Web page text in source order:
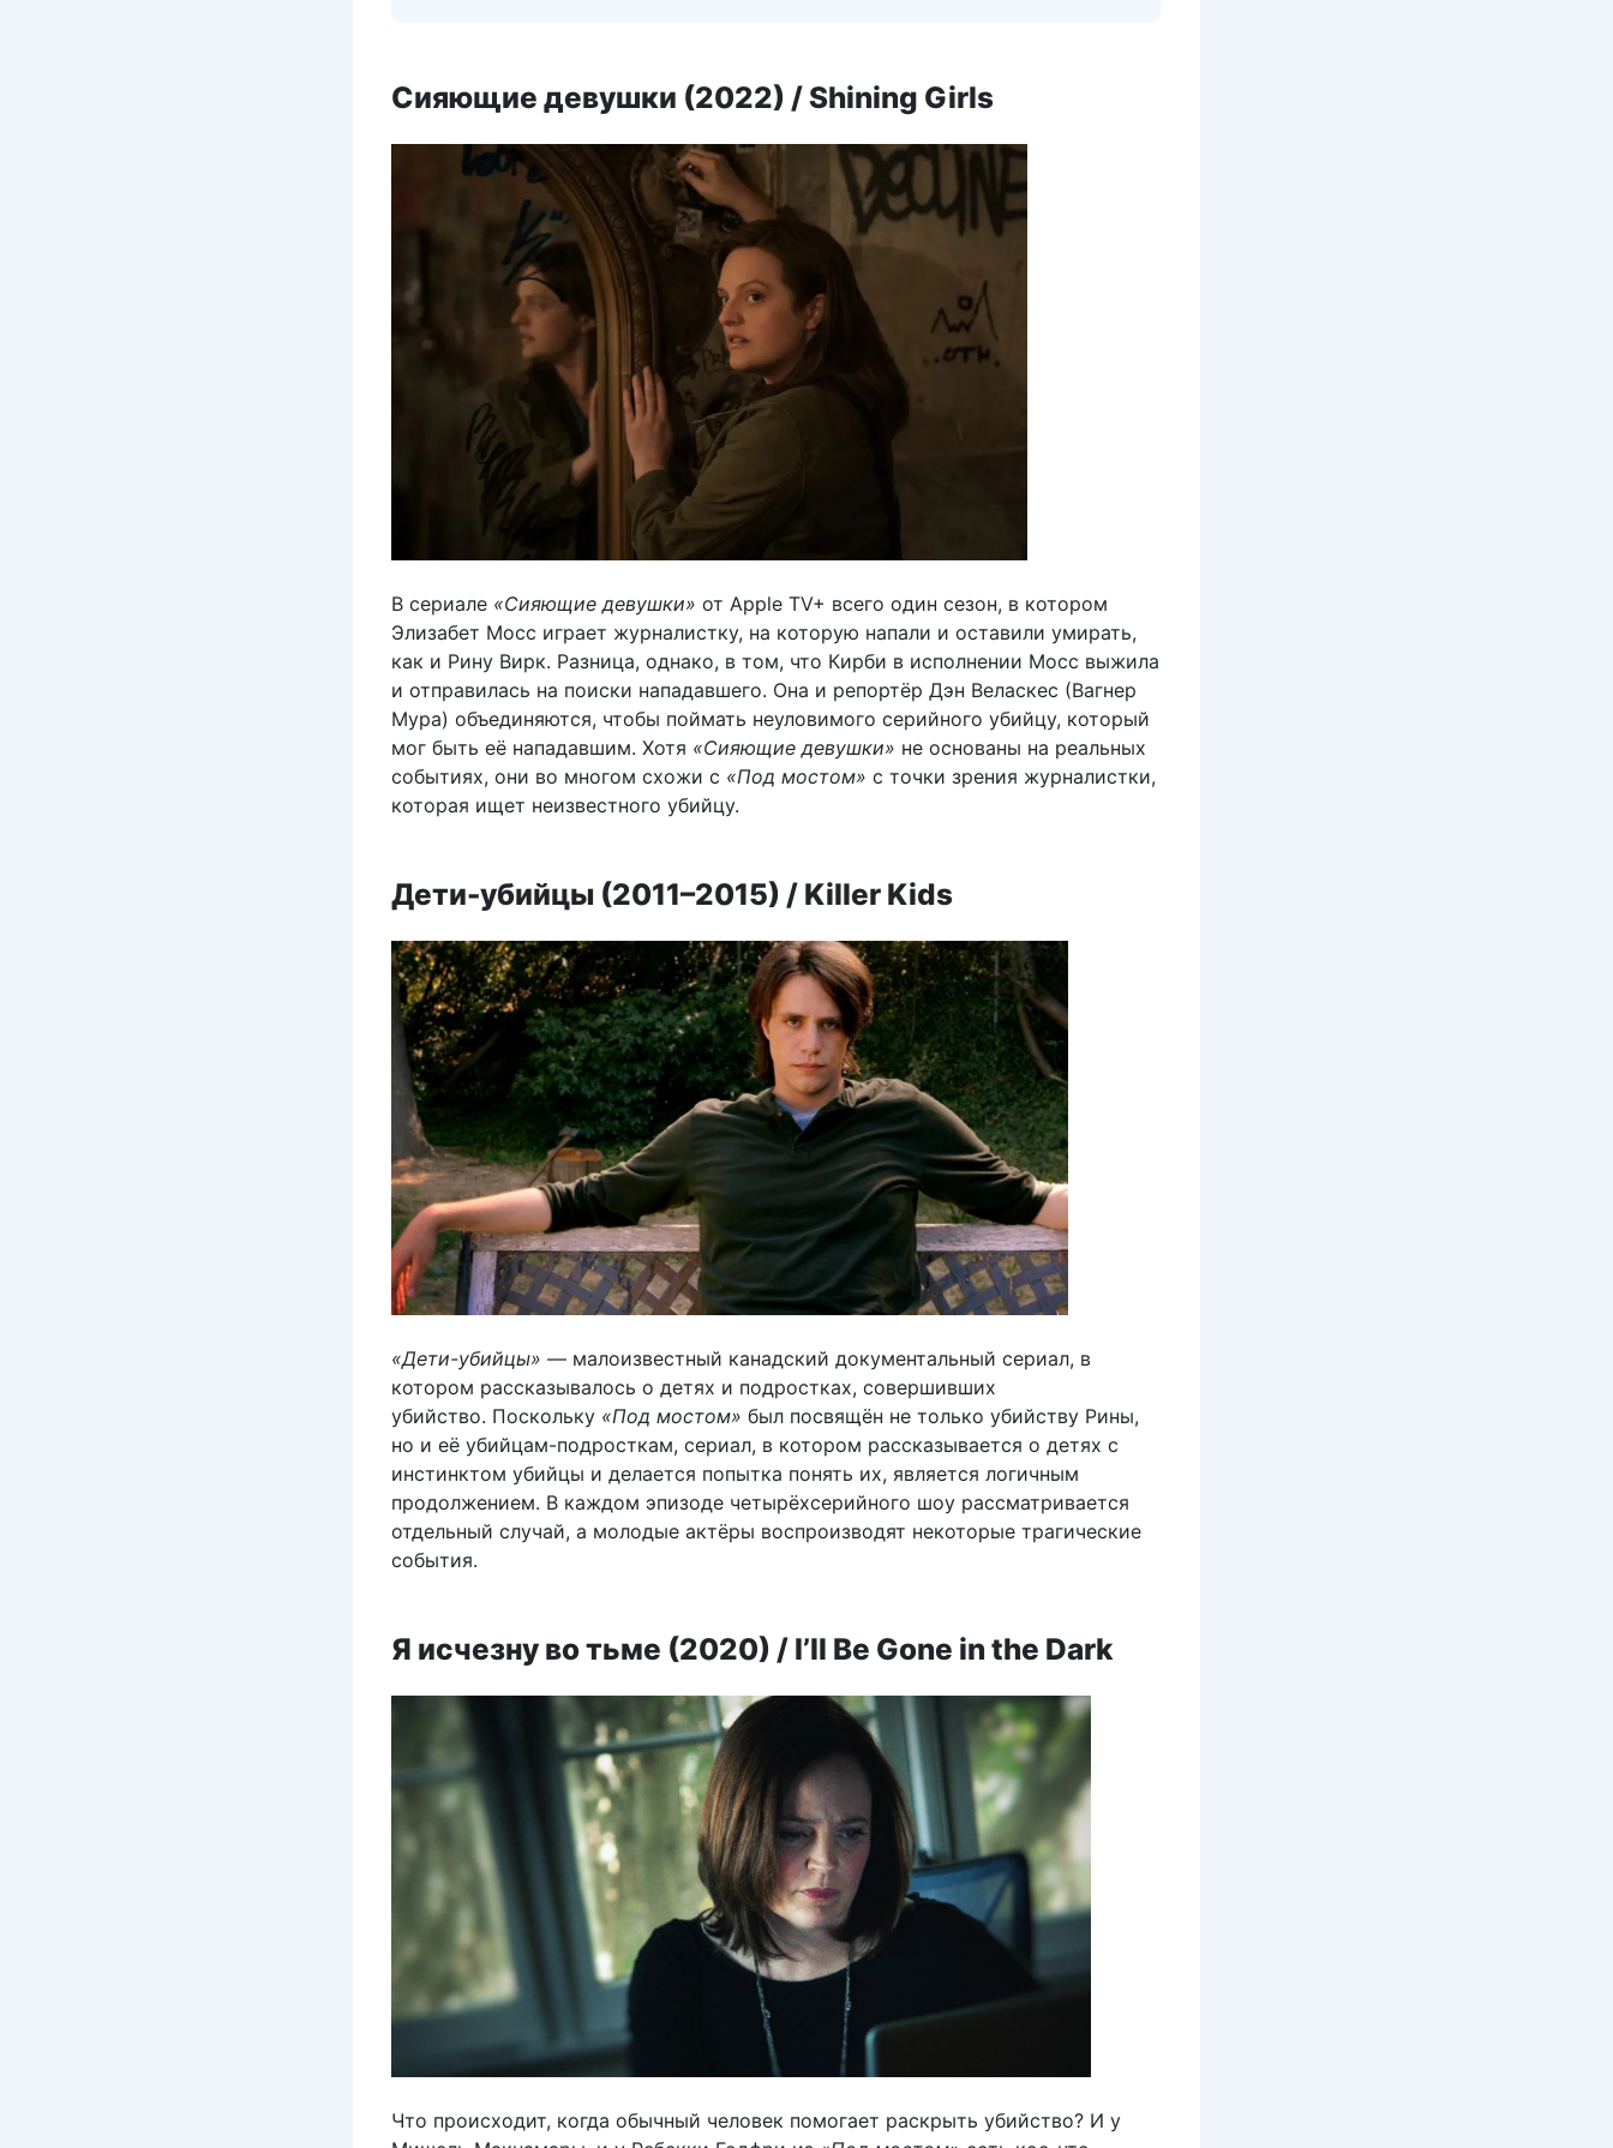
Сияющие девушки (2022) / Shining Girls
В сериале «Сияющие девушки» от Apple TV+ всего один сезон, в котором
Элизабет Мосс играет журналистку, на которую напали и оставили умирать,
как и Рину Вирк. Разница, однако, в том, что Кирби в исполнении Мосс выжила
и отправилась на поиски нападавшего. Она и репортёр Дэн Веласкес (Вагнер
Мура) объединяются, чтобы поймать неуловимого серийного убийцу, который
мог быть её нападавшим. Хотя «Сияющие девушки» не основаны на реальных
событиях, они во многом схожи с «Под мостом» с точки зрения журналистки,
которая ищет неизвестного убийцу.
Дети-убийцы (2011–2015) / Killer Kids
«Дети-убийцы» — малоизвестный канадский документальный сериал, в
котором рассказывалось о детях и подростках, совершивших
убийство. Поскольку «Под мостом» был посвящён не только убийству Рины,
но и её убийцам-подросткам, сериал, в котором рассказывается о детях с
инстинктом убийцы и делается попытка понять их, является логичным
продолжением. В каждом эпизоде четырёхсерийного шоу рассматривается
отдельный случай, а молодые актёры воспроизводят некоторые трагические
события.
Я исчезну во тьме (2020) / I’ll Be Gone in the Dark
Что происходит, когда обычный человек помогает раскрыть убийство? И у